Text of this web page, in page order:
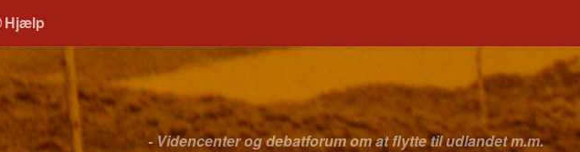
Hjælp
- Videncenter og debatforum om at flytte til udlandet m.m.